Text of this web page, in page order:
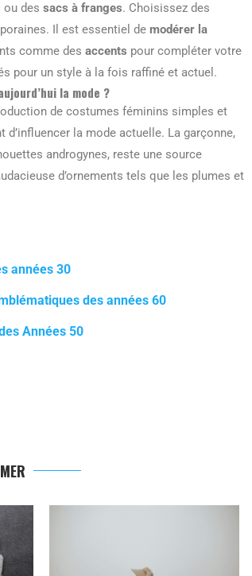
ou des sacs à franges. Choisissez des
Il est essentiel de modérer la
comme des accents pour compléter votre
pour un style à la fois raffiné et actuel.
la mode ?
de costumes féminins simples et
la mode actuelle. La garçonne,
androgynes, reste une source
d’ornements tels que les plumes et
années 30
des années 60
Années 50